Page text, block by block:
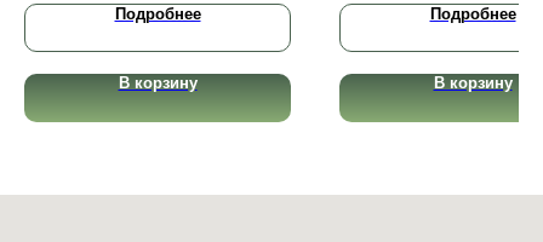
Подробнее
В корзину
Подробнее
В корзину